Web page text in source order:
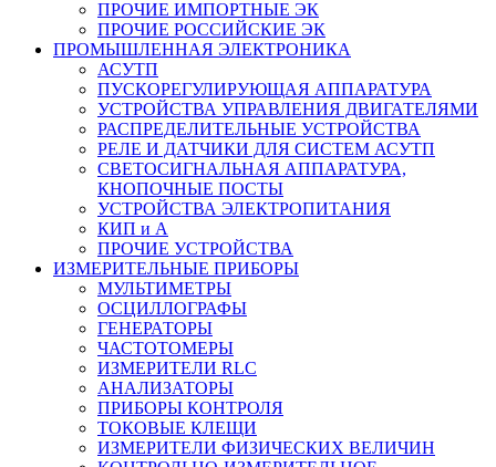
ПРОЧИЕ ИМПОРТНЫЕ ЭК
ПРОЧИЕ РОССИЙСКИЕ ЭК
ПРОМЫШЛЕННАЯ ЭЛЕКТРОНИКА
АСУТП
ПУСКОРЕГУЛИРУЮЩАЯ АППАРАТУРА
УСТРОЙСТВА УПРАВЛЕНИЯ ДВИГАТЕЛЯМИ
РАСПРЕДЕЛИТЕЛЬНЫЕ УСТРОЙСТВА
РЕЛЕ И ДАТЧИКИ ДЛЯ СИСТЕМ АСУТП
СВЕТОСИГНАЛЬНАЯ АППАРАТУРА,
КНОПОЧНЫЕ ПОСТЫ
УСТРОЙСТВА ЭЛЕКТРОПИТАНИЯ
КИП и А
ПРОЧИЕ УСТРОЙСТВА
ИЗМЕРИТЕЛЬНЫЕ ПРИБОРЫ
МУЛЬТИМЕТРЫ
ОСЦИЛЛОГРАФЫ
ГЕНЕРАТОРЫ
ЧАСТОТОМЕРЫ
ИЗМЕРИТЕЛИ RLC
АНАЛИЗАТОРЫ
ПРИБОРЫ КОНТРОЛЯ
ТОКОВЫЕ КЛЕЩИ
ИЗМЕРИТЕЛИ ФИЗИЧЕСКИХ ВЕЛИЧИН